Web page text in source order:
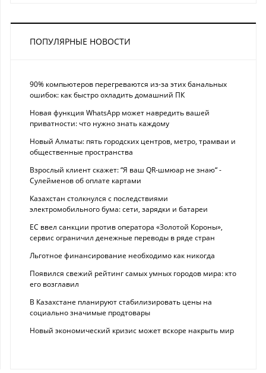
ПОПУЛЯРНЫЕ НОВОСТИ
90% компьютеров перегреваются из-за этих банальных
ошибок: как быстро охладить домашний ПК
Новая функция WhatsApp может навредить вашей
приватности: что нужно знать каждому
Новый Алматы: пять городских центров, метро, трамваи и
общественные пространства
Взрослый клиент скажет: “Я ваш QR-шмюар не знаю“ -
Сулейменов об оплате картами
Казахстан столкнулся с последствиями
электромобильного бума: сети, зарядки и батареи
ЕС ввел санкции против оператора «Золотой Короны»,
сервис ограничил денежные переводы в ряде стран
Льготное финансирование необходимо как никогда
Появился свежий рейтинг самых умных городов мира: кто
его возглавил
В Казахстане планируют стабилизировать цены на
социально значимые продтовары
Новый экономический кризис может вскоре накрыть мир